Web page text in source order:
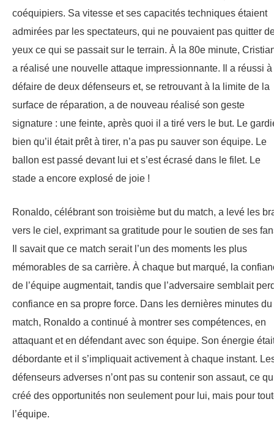
coéquipiers. Sa vitesse et ses capacités techniques étaient
admirées par les spectateurs, qui ne pouvaient pas quitter
yeux ce qui se passait sur le terrain. À la 80e minute,
a réalisé une nouvelle attaque impressionnante. Il a réussi à
défaire de deux défenseurs et, se retrouvant à la limite de la
surface de réparation, a de nouveau réalisé son geste
signature : une feinte, après quoi il a tiré vers le but. Le
bien qu’il était prêt à tirer, n’a pas pu sauver son équipe. Le
ballon est passé devant lui et s’est écrasé dans le filet. Le
stade a encore explosé de joie !
Ronaldo, célébrant son troisième but du match, a levé les
vers le ciel, exprimant sa gratitude pour le soutien de ses
Il savait que ce match serait l’un des moments les plus
mémorables de sa carrière. À chaque but marqué, la
de l’équipe augmentait, tandis que l’adversaire semblait
confiance en sa propre force. Dans les dernières minutes du
match, Ronaldo a continué à montrer ses compétences, en
attaquant et en défendant avec son équipe. Son énergie
débordante et il s’impliquait activement à chaque instant.
défenseurs adverses n’ont pas su contenir son assaut, ce
créé des opportunités non seulement pour lui, mais pour
l’équipe.